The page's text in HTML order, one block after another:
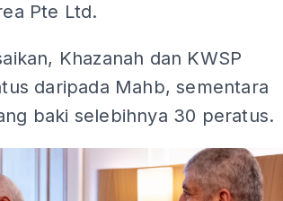
Pte Ltd.
Khazanah dan KWSP
daripada Mahb, sementara
baki selebihnya 30 peratus.